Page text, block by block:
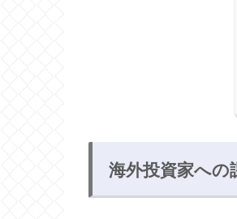
海外投資家への